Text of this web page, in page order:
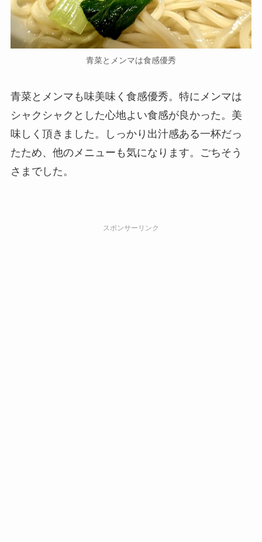
青菜とメンマは食感優秀
青菜とメンマも味美味く食感優秀。特にメンマは
シャクシャクとした心地よい食感が良かった。美
味しく頂きました。しっかり出汁感ある一杯だっ
たため、他のメニューも気になります。ごちそう
さまでした。
スポンサーリンク